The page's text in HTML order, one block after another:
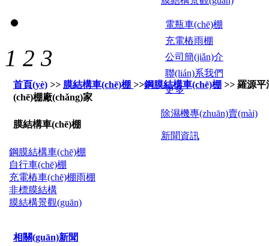
電瓶車(chē)棚
充電樁雨棚
公司簡(jiǎn)介
聯(lián)系我們
更多
除濕機專(zhuān)賣(mài)
新聞資訊
1 2 3
首頁(yè) >> 膜結構車(chē)棚 >>鋼膜結構車(chē)棚 >> 羅源平
(chē)棚廠(chǎng)家
膜結構車(chē)棚
鋼膜結構車(chē)棚
自行車(chē)棚
充電樁車(chē)棚雨棚
非標膜結構
膜結構景觀(guān)
相關(guān)新聞